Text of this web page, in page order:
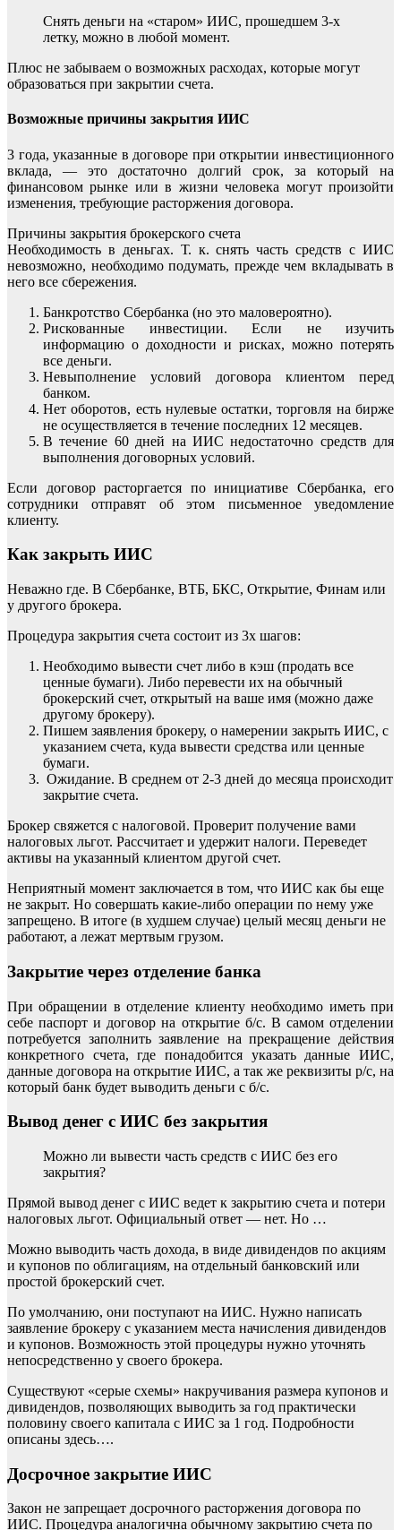
Снять деньги на «старом» ИИС, прошедшем 3-х
летку, можно в любой момент.
Плюс не забываем о возможных расходах, которые могут
образоваться при закрытии счета.
Возможные причины закрытия ИИС
3 года, указанные в договоре при открытии инвестиционного
вклада, — это достаточно долгий срок, за который на
финансовом рынке или в жизни человека могут произойти
изменения, требующие расторжения договора.
Причины закрытия брокерского счета
Необходимость в деньгах. Т. к. снять часть средств с ИИС
невозможно, необходимо подумать, прежде чем вкладывать в
него все сбережения.
Банкротство Сбербанка (но это маловероятно).
Рискованные инвестиции. Если не изучить
информацию о доходности и рисках, можно потерять
все деньги.
Невыполнение условий договора клиентом перед
банком.
Нет оборотов, есть нулевые остатки, торговля на бирже
не осуществляется в течение последних 12 месяцев.
В течение 60 дней на ИИС недостаточно средств для
выполнения договорных условий.
Если договор расторгается по инициативе Сбербанка, его
сотрудники отправят об этом письменное уведомление
клиенту.
Как закрыть ИИС
Неважно где. В Сбербанке, ВТБ, БКС, Открытие, Финам или
у другого брокера.
Процедура закрытия счета состоит из 3х шагов:
Необходимо вывести счет либо в кэш (продать все
ценные бумаги). Либо перевести их на обычный
брокерский счет, открытый на ваше имя (можно даже
другому брокеру).
Пишем заявления брокеру, о намерении закрыть ИИС, с
указанием счета, куда вывести средства или ценные
бумаги.
Ожидание. В среднем от 2-3 дней до месяца происходит
закрытие счета.
Брокер свяжется с налоговой. Проверит получение вами
налоговых льгот. Рассчитает и удержит налоги. Переведет
активы на указанный клиентом другой счет.
Неприятный момент заключается в том, что ИИС как бы еще
не закрыт. Но совершать какие-либо операции по нему уже
запрещено. В итоге (в худшем случае) целый месяц деньги не
работают, а лежат мертвым грузом.
Закрытие через отделение банка
При обращении в отделение клиенту необходимо иметь при
себе паспорт и договор на открытие б/с. В самом отделении
потребуется заполнить заявление на прекращение действия
конкретного счета, где понадобится указать данные ИИС,
данные договора на открытие ИИС, а так же реквизиты р/с, на
который банк будет выводить деньги с б/с.
Вывод денег с ИИС без закрытия
Можно ли вывести часть средств с ИИС без его
закрытия?
Прямой вывод денег с ИИС ведет к закрытию счета и потери
налоговых льгот. Официальный ответ — нет. Но …
Можно выводить часть дохода, в виде дивидендов по акциям
и купонов по облигациям, на отдельный банковский или
простой брокерский счет.
По умолчанию, они поступают на ИИС. Нужно написать
заявление брокеру с указанием места начисления дивидендов
и купонов. Возможность этой процедуры нужно уточнять
непосредственно у своего брокера.
Существуют «серые схемы» накручивания размера купонов и
дивидендов, позволяющих выводить за год практически
половину своего капитала с ИИС за 1 год. Подробности
описаны здесь….
Досрочное закрытие ИИС
Закон не запрещает досрочного расторжения договора по
ИИС. Процедура аналогична обычному закрытию счета по